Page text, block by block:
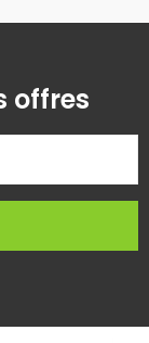
offres